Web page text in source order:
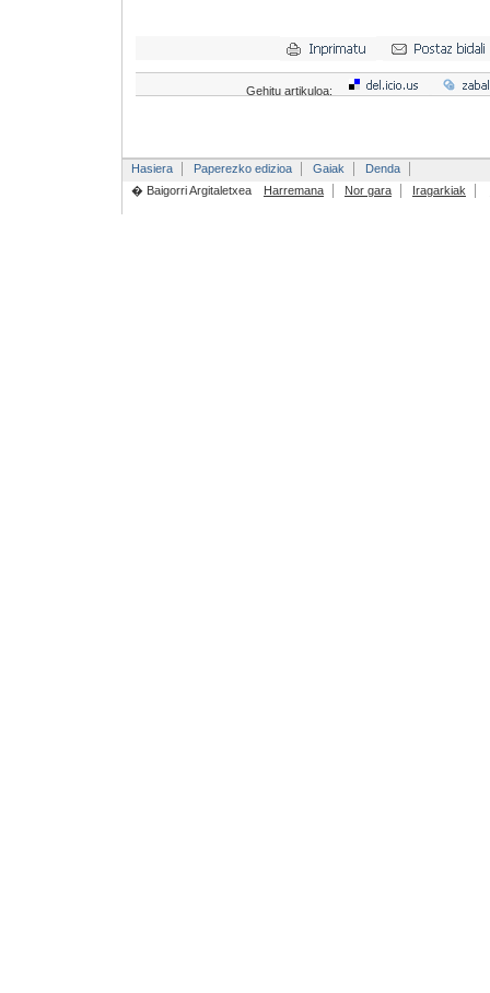
Gehitu artikuloa:
Hasiera Paperezko edizioa Gaiak
Denda
� Baigorri Argitaletxea
Harremana Nor gara Iragarkiak